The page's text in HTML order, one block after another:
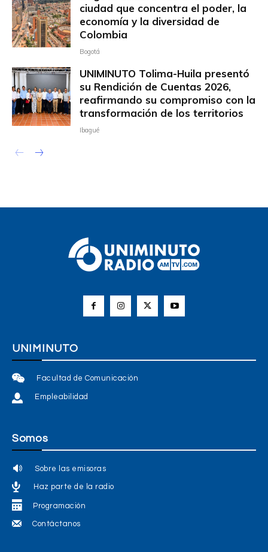
ciudad que concentra el poder, la
economía y la diversidad de
Colombia
Bogotá
UNIMINUTO Tolima-Huila presentó
su Rendición de Cuentas 2026,
reafirmando su compromiso con la
transformación de los territorios
Ibagué
UNIMINUTO
Facultad de Comunicación
Empleabilidad
Somos
Sobre las emisoras
Haz parte de la radio
Programación
Contáctanos